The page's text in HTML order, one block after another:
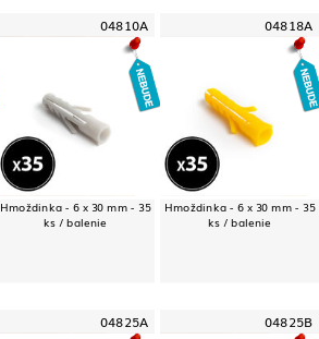
04810A
Hmoždinka - 6 x 30 mm - 35
ks / balenie
04818A
Hmoždinka - 6 x 30 mm - 35
ks / balenie
04825A 04825B